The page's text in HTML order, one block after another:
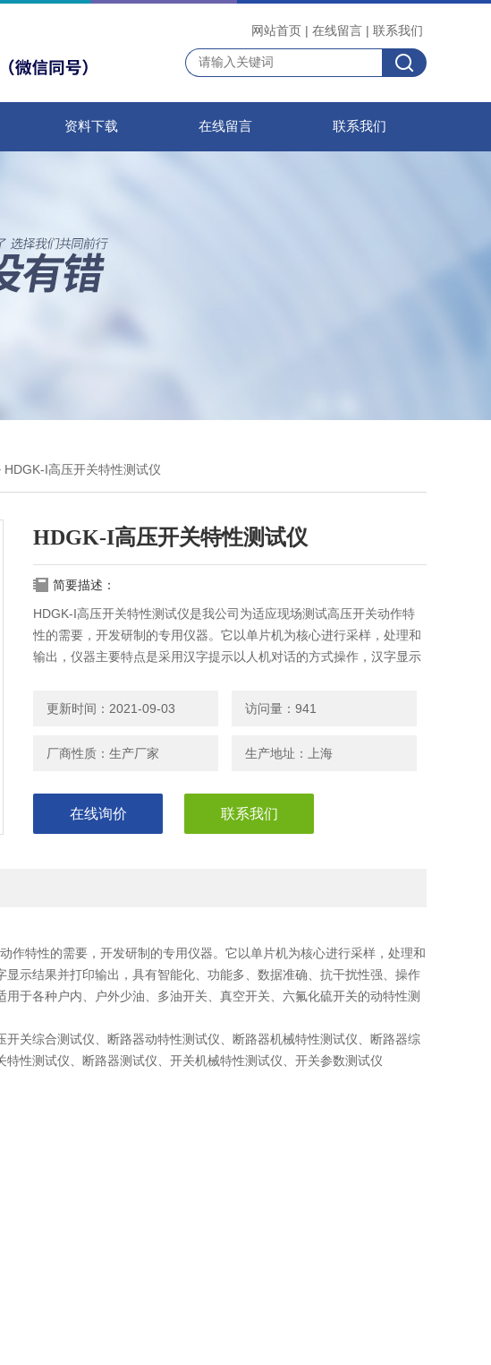
网站首页 | 在线留言 | 联系我们
资料下载 在线留言 联系我们
HDGK-I高压开关特性测试仪
HDGK-I高压开关特性测试仪
简要描述：
HDGK-I高压开关特性测试仪是我公司为适应现场测试高压开关动作特
性的需要，开发研制的专用仪器。它以单片机为核心进行采样，处理和
输出，仪器主要特点是采用汉字提示以人机对话的方式操作，汉字显示
更新时间：2021-09-03 访问量：941
厂商性质：生产厂家 生产地址：上海
在线询价 联系我们
作特性的需要，开发研制的专用仪器。它以单片机为核心进行采样，处理和
示结果并打印输出，具有智能化、功能多、数据准确、抗干扰性强、操作
于各种户内、户外少油、多油开关、真空开关、六氟化硫开关的动特性测
关综合测试仪、断路器动特性测试仪、断路器机械特性测试仪、断路器综
性测试仪、断路器测试仪、开关机械特性测试仪、开关参数测试仪